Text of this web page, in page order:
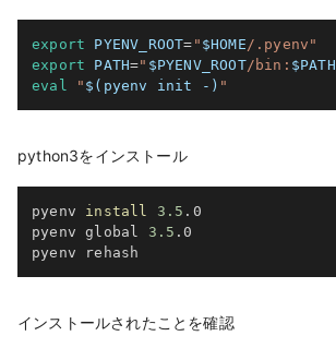
export PYENV_ROOT= " $HOME/.pyenv"
export
PATH=" $PYENV_ROOT/bin: $PATH
eval
" $( pyenv init - ) "
python3をインストール
pyenv install 3.5 .0
pyenv global 3.5 .0
インストールされたことを確認